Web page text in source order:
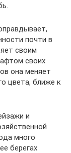
почти в
своим
своих
она меняет
цвета, ближе к
и
много
берегах